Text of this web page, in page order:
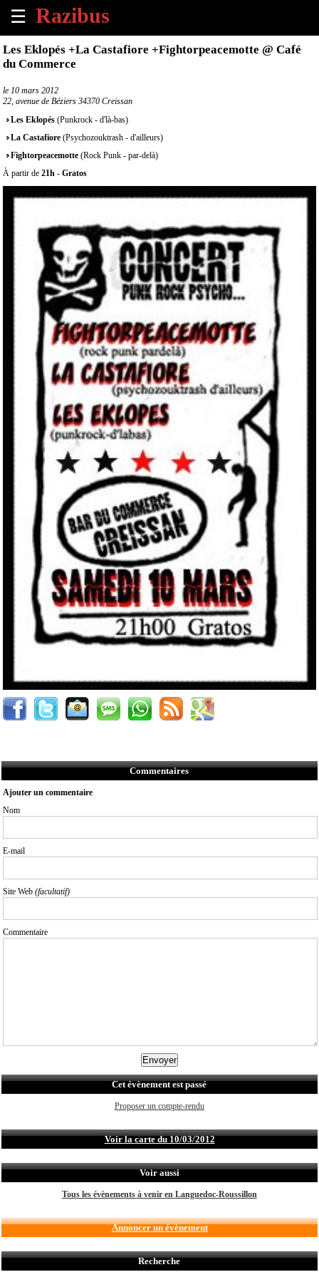
☰
×
Accueil
Tous
les
évènements
à
venir
Annoncer
un
Contact
propos
Les Eklopés +La Castafiore +Fightorpeacemotte @ Café
du Commerce
le 10 mars 2012
22, avenue de Béziers 34370 Creissan
Les Eklopés (Punkrock - d'là-bas)
La Castafiore (Psychozouktrash - d'ailleurs)
Fightorpeacemotte (Rock Punk - par-delà)
À partir de 21h - Gratos
Commentaires
Ajouter un commentaire
Nom
E-mail
Site Web (facultatif)
Commentaire
Cet évènement est passé
Proposer un compte-rendu
Voir la carte du 10/03/2012
Voir aussi
Tous les évènements à venir en Languedoc-Roussillon
Annoncer un évènement
Recherche